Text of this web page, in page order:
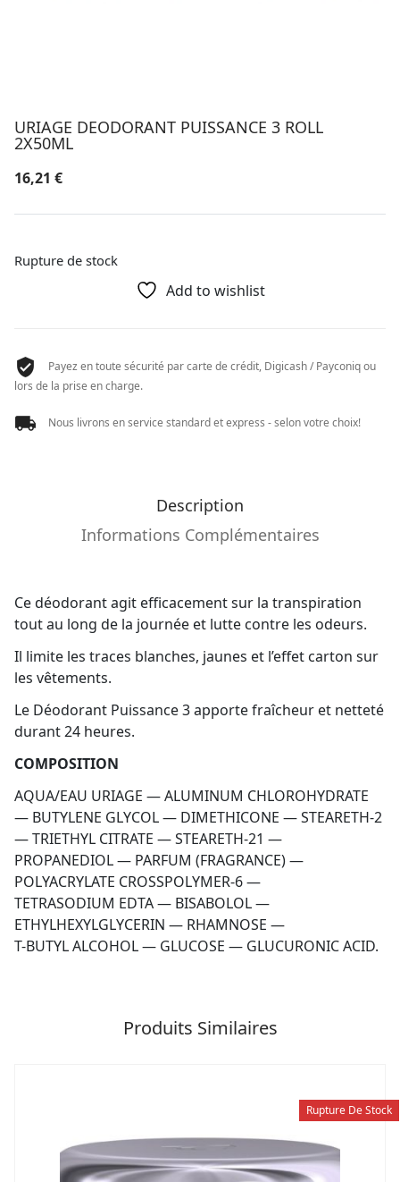
URIAGE DEODORANT PUISSANCE 3 ROLL
2X50ML
16,21 €
Rupture de stock
Add to wishlist
Payez en toute sécurité par carte de crédit, Digicash / Payconiq ou
lors de la prise en charge.
Nous livrons en service standard et express - selon votre choix!
Description
Informations Complémentaires
Ce déodorant agit efficacement sur la transpiration
tout au long de la journée et lutte contre les odeurs.
Il limite les traces blanches, jaunes et l’effet carton sur
les vêtements.
Le Déodorant Puissance 3 apporte fraîcheur et netteté
durant 24 heures.
COMPOSITION
AQUA/EAU URIAGE —ALUMINUM CHLOROHYDRATE
— BUTYLENE GLYCOL— DIMETHICONE —STEARETH-2
—TRIETHYL CITRATE —STEARETH-21 —
PROPANEDIOL— PARFUM (FRAGRANCE)—
POLYACRYLATE CROSSPOLYMER-6—
TETRASODIUM EDTA— BISABOLOL—
ETHYLHEXYLGLYCERIN — RHAMNOSE —
T-BUTYL ALCOHOL— GLUCOSE — GLUCURONIC ACID.
Produits Similaires
Rupture De Stock